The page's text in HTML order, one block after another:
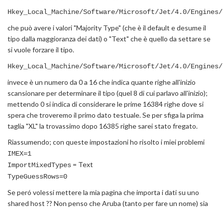
Hkey_Local_Machine/Software/Microsoft/Jet/4.0/Engines/
che può avere i valori "Majority Type" (che è il default e desume il
tipo dalla maggioranza dei dati) o "Text" che è quello da settare se
si vuole forzare il tipo.
Hkey_Local_Machine/Software/Microsoft/Jet/4.0/Engines/
invece è un numero da 0 a 16 che indica quante righe all'inizio
scansionare per determinare il tipo (quel 8 di cui parlavo all'inizio);
mettendo 0 si indica di considerare le prime 16384 righe dove si
spera che troveremo il primo dato testuale. Se per sfiga la prima
taglia "XL" la trovassimo dopo 16385 righe sarei stato fregato.
Riassumendo; con queste impostazioni ho risolto i miei problemi
IMEX=1
ImportMixedTypes = Text
TypeGuessRows=0
Se peró volessi mettere la mia pagina che importa i dati su uno
shared host ?? Non penso che Aruba (tanto per fare un nome) sia